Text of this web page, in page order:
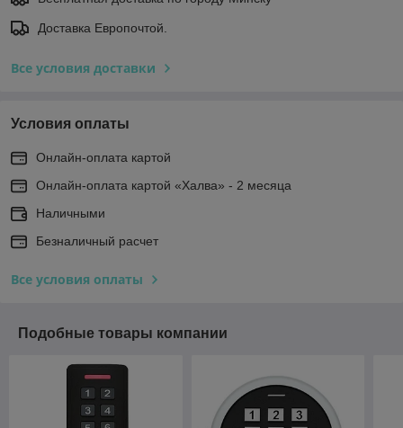
Доставка Европочтой.
Все условия доставки
Условия оплаты
Онлайн-оплата картой
Онлайн-оплата картой «Халва» - 2 месяца
Наличными
Безналичный расчет
Все условия оплаты
Подобные товары компании